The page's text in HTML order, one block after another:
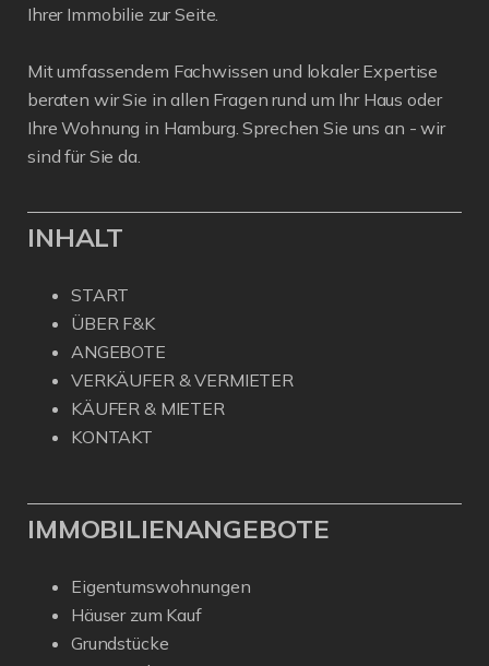
Ihrer Immobilie zur Seite.
Mit umfassendem Fachwissen und lokaler Expertise
beraten wir Sie in allen Fragen rund um Ihr Haus oder
Ihre Wohnung in Hamburg. Sprechen Sie uns an - wir
sind für Sie da.
INHALT
START
ÜBER F&K
ANGEBOTE
VERKÄUFER & VERMIETER
KÄUFER & MIETER
KONTAKT
IMMOBILIENANGEBOTE
Eigentumswohnungen
Häuser zum Kauf
Grundstücke